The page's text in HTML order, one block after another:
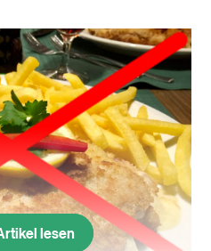
lesen